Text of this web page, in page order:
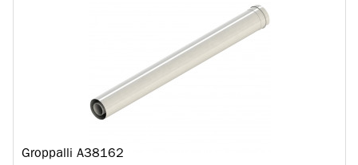
Groppalli A38162